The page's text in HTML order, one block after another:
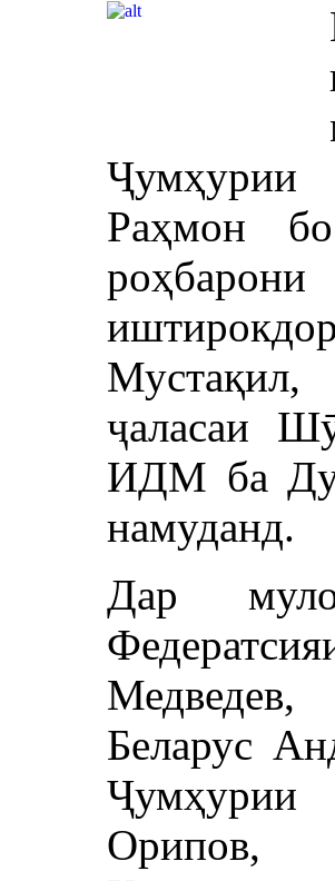
Раҳмон
ҷаласаи
ИДМ ба
намуданд.
Дар
Беларус
Орипов,